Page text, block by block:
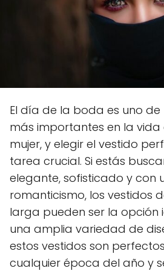
El día de la boda es uno
más importantes en la
mujer, y elegir el vestido
tarea crucial. Si estás
elegante, sofisticado y con
romanticismo, los vestidos
larga pueden ser la opción
una amplia variedad de
estos vestidos son
cualquier época del año y